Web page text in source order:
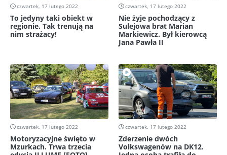
czwartek, 17 lutego 2022
To jedyny taki obiekt w
regionie. Tak trenują na
nim strażacy!
czwartek, 17 lutego 2022
Nie żyje pochodzący z
Sulejowa brat Marian
Markiewicz. Był kierowcą
Jana Pawła II
czwartek, 17 lutego 2022
Motoryzacyjne święto w
Mzurkach. Trwa trzecia
czwartek, 17 lutego 2022
Zderzenie dwóch
Volkswagenów na DK12.